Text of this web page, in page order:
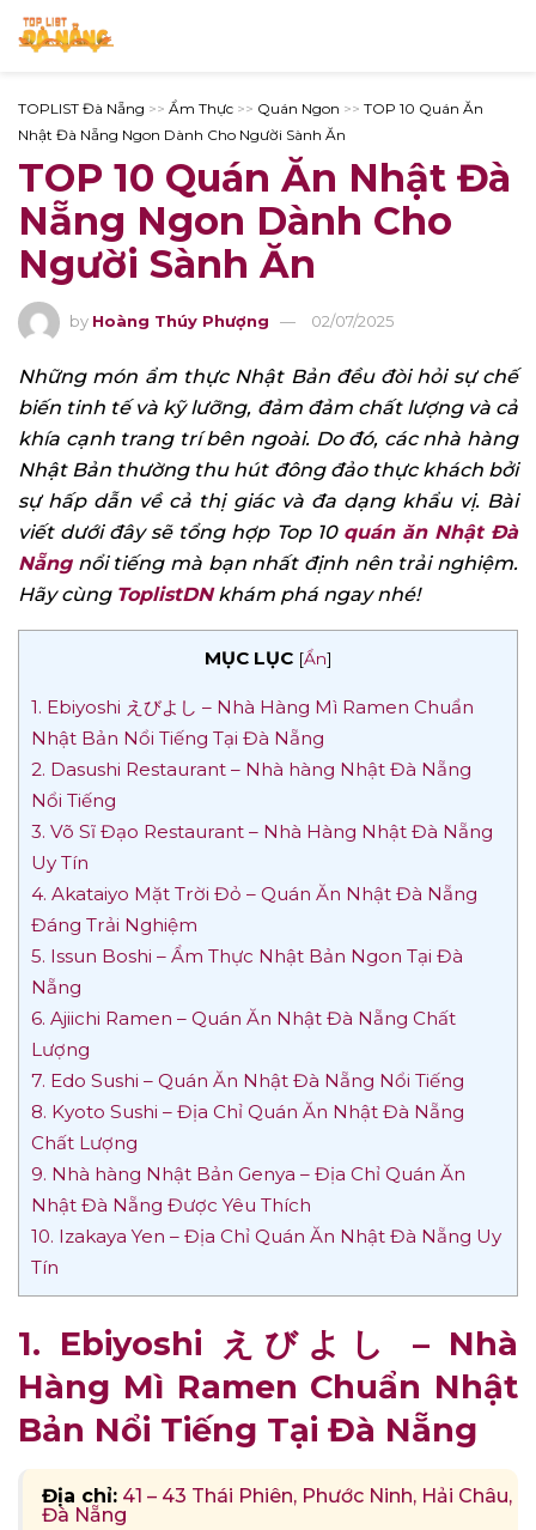
TOPLIST Đà Nẵng >> Ẩm Thực >> Quán Ngon >> TOP 10 Quán Ăn
Nhật Đà Nẵng Ngon Dành Cho Người Sành Ăn
TOP 10 Quán Ăn Nhật Đà
Nẵng Ngon Dành Cho
Người Sành Ăn
by Hoàng Thúy Phượng 02/07/2025
Những món ẩm thực Nhật Bản đều đòi hỏi sự chế
biến tinh tế và kỹ lưỡng, đảm đảm chất lượng và cả
khía cạnh trang trí bên ngoài. Do đó, các nhà hàng
Nhật Bản thường thu hút đông đảo thực khách bởi
sự hấp dẫn về cả thị giác và đa dạng khẩu vị. Bài
viết dưới đây sẽ tổng hợp Top 10 quán ăn Nhật Đà
Nẵngnổi tiếng mà bạn nhất định nên trải nghiệm.
Hãy cùng ToplistDNkhám phá ngay nhé!
MỤC LỤC [Ẩn]
1. Ebiyoshi えびよし – Nhà Hàng Mì Ramen Chuẩn
Nhật Bản Nổi Tiếng Tại Đà Nẵng
2. Dasushi Restaurant – Nhà hàng Nhật Đà Nẵng
Nổi Tiếng
3. Võ Sĩ Đạo Restaurant – Nhà Hàng Nhật Đà Nẵng
Uy Tín
4. Akataiyo Mặt Trời Đỏ – Quán Ăn Nhật Đà Nẵng
Đáng Trải Nghiệm
5. Issun Boshi – Ẩm Thực Nhật Bản Ngon Tại Đà
Nẵng
6. Ajiichi Ramen – Quán Ăn Nhật Đà Nẵng Chất
Lượng
7. Edo Sushi – Quán Ăn Nhật Đà Nẵng Nổi Tiếng
8. Kyoto Sushi – Địa Chỉ Quán Ăn Nhật Đà Nẵng
Chất Lượng
9. Nhà hàng Nhật Bản Genya – Địa Chỉ Quán Ăn
Nhật Đà Nẵng Được Yêu Thích
10. Izakaya Yen – Địa Chỉ Quán Ăn Nhật Đà Nẵng Uy
Tín
1. Ebiyoshi えびよし – Nhà
Hàng Mì Ramen Chuẩn Nhật
Bản Nổi Tiếng Tại Đà Nẵng
Địa chỉ: 41 – 43 Thái Phiên, Phước Ninh, Hải Châu,
Đà Nẵng